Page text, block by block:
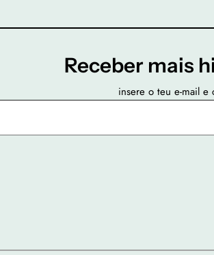
Receber mais
insere o teu e-mail e